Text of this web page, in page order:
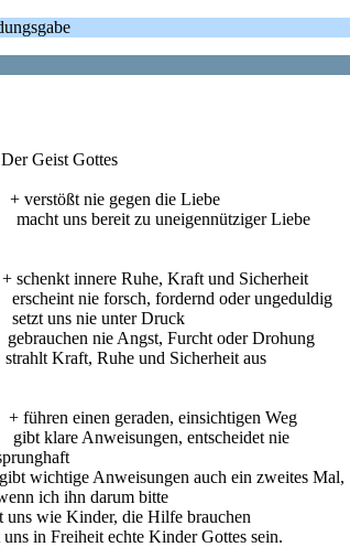
Gottes
nie gegen die Liebe
uns bereit zu uneigennütziger Liebe
innere Ruhe, Kraft und Sicherheit
nie forsch, fordernd oder ungeduldig
nie unter Druck
nie Angst, Furcht oder Drohung
Ruhe und Sicherheit aus
einen geraden, einsichtigen Weg
klare Anweisungen, entscheidet nie
auch ein zweites Mal,
darum bitte
Hilfe brauchen
Gottes sein.